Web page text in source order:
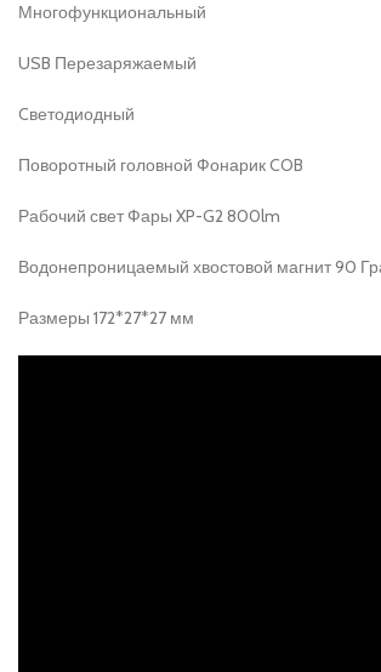
Многофункциональный
USB Перезаряжаемый
Cветодиодный
Поворотный головной Фонарик COB
Рабочий свет Фары XP-G2 800lm
Водонепроницаемый хвостовой магнит 90
Размеры 172*27*27 мм